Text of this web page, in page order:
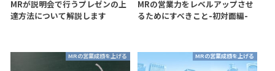
MRが説明会で行うプレゼンの上
達方法について解説します
MRの営業力をレベルアップさせ
るためにすべきこと-初対面編-
MRの営業成績を上げる MRの営業成績を上げる